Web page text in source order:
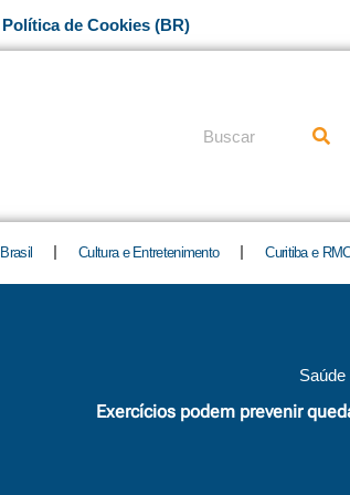
Política de Cookies (BR)
Pesquisar
Brasil Cultura e Entretenimento Curitiba e
Exercícios podem prevenir